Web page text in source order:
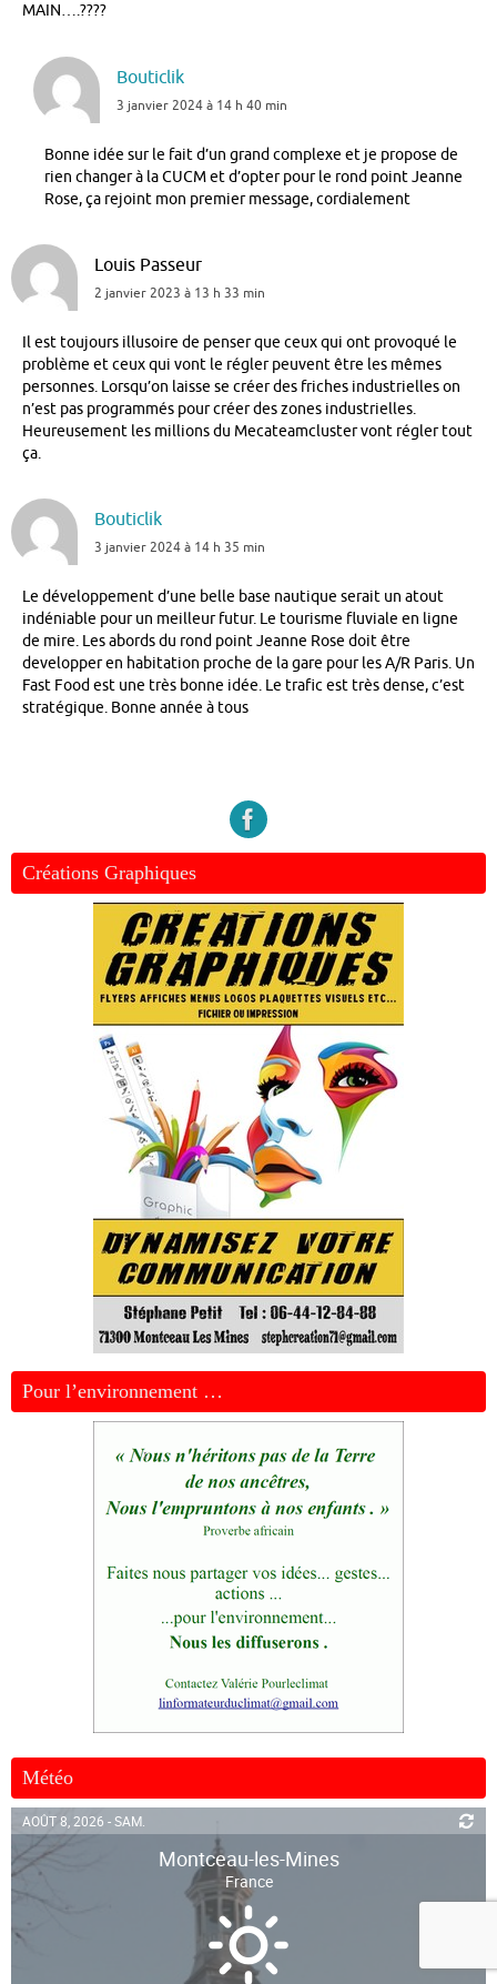
MAIN….????
Bouticlik
3 janvier 2024 à 14 h 40 min
Bonne idée sur le fait d’un grand complexe et je propose de
rien changer à la CUCM et d’opter pour le rond point Jeanne
Rose, ça rejoint mon premier message, cordialement
Louis Passeur
2 janvier 2023 à 13 h 33 min
Il est toujours illusoire de penser que ceux qui ont provoqué le
problème et ceux qui vont le régler peuvent être les mêmes
personnes. Lorsqu’on laisse se créer des friches industrielles on
n’est pas programmés pour créer des zones industrielles.
Heureusement les millions du Mecateamcluster vont régler tout
ça.
Bouticlik
3 janvier 2024 à 14 h 35 min
Le développement d’une belle base nautique serait un atout
indéniable pour un meilleur futur. Le tourisme fluviale en ligne
de mire. Les abords du rond point Jeanne Rose doit être
developper en habitation proche de la gare pour les A/R Paris. Un
Fast Food est une très bonne idée. Le trafic est très dense, c’est
stratégique. Bonne année à tous
Créations Graphiques
Pour l’environnement …
Météo
AOÛT 8, 2026 - SAM.
Montceau-les-Mines
France